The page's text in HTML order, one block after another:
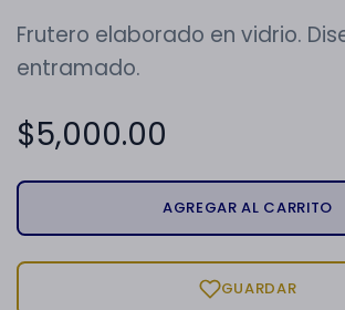
Frutero elaborado en vidrio.
entramado.
$5,000.00
AGREGAR AL CARRITO
GUARDAR